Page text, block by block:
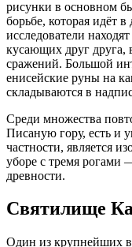
рисунки в основном
борьбе, которая идёт
исследователи
кусающих друг друга,
сражений. Большой
енисейские руны на
складываются в
Среди множества
Писаную гору, есть и
частности, является
уборе с тремя рогами
древности.
Святилище
Один из крупнейших